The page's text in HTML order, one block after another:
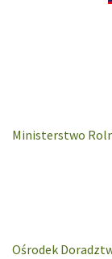
Ministerstwo
Ośrodek